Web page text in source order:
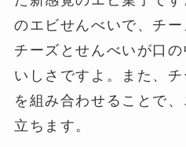
のエビせんべいで、チー
チーズとせんべいが口
いしさですよ。また、
を組み合わせることで
立ちます。